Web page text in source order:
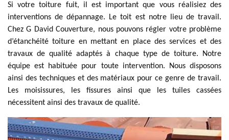
Si votre toiture fuit, il est important que vous réalisiez des
interventions de dépannage. Le toit est notre lieu de travail.
Chez G David Couverture, nous pouvons régler votre problème
d’étanchéité toiture en mettant en place des services et des
travaux de qualité adaptés à chaque type de toiture. Notre
équipe est habituée pour toute intervention. Nous disposons
ainsi des techniques et des matériaux pour ce genre de travail.
Les moisissures, les fissures ainsi que les tuiles cassées
nécessitent ainsi des travaux de qualité.